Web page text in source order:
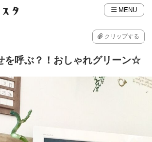
MENU
クリップする
を呼ぶ？！おしゃれグリーン☆